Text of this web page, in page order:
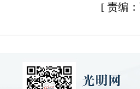
[ 责编